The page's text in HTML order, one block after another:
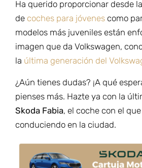
Ha querido proporcionar desde
de coches para jóvenes como
modelos más juveniles están
imagen que da Volkswagen,
la última generación del
¿Aún tienes dudas? ¡A qué
pienses más. Hazte ya con la
Skoda Fabia, el coche con el
conduciendo en la ciudad.